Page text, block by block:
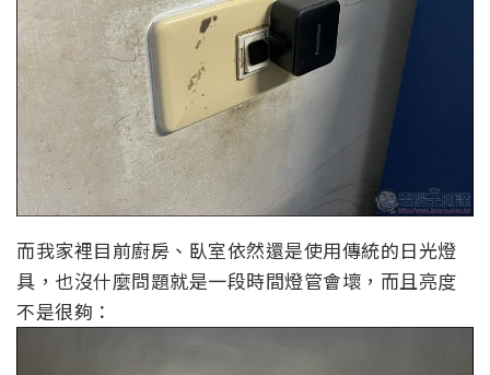
而我家裡目前廚房、臥室依然還是使用傳統的日光燈
具，也沒什麼問題就是一段時間燈管會壞，而且亮度
不是很夠：